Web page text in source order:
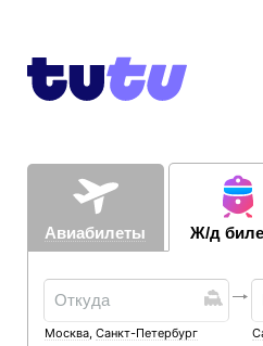
Авиабилеты Ж/д
Москва, Санкт-Петербург